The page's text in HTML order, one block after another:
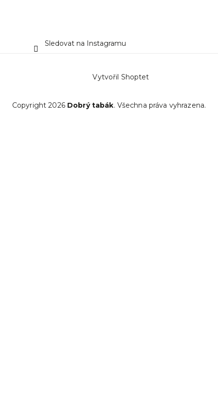
Sledovat na Instagramu
Vytvořil Shoptet
Copyright 2026 Dobrý tabák. Všechna práva vyhrazena.